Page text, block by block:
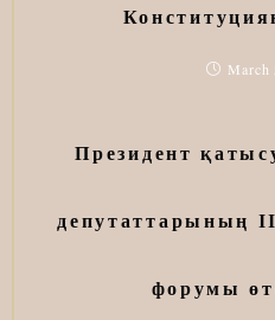
March
Президент
депутаттарының
форумы